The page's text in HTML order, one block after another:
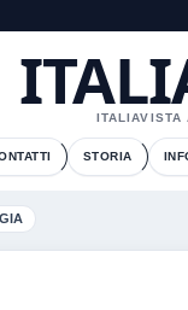
ITALIAVISTA
STORIA